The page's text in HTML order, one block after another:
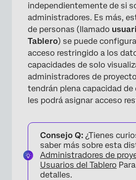
independientemente de si
administradores. Es más,
de personas (llamado
Tablero) se puede
acceso restringido a los
capacidades de solo
administradores de
tendrán plena capacidad de
les podrá asignar acceso
Consejo Q: ¿Tienes
saber más sobre esta
Administradores de
Usuarios del Tablero
detalles.